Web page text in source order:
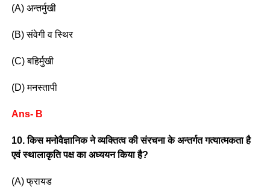
(A) अन्तर्मुखी
(B) संवेगी व स्थिर
(C) बहिर्मुखी
(D) मनस्तापी
Ans- B
10. किस मनोवैज्ञानिक ने व्यक्तित्व की संरचना के अन्तर्गत गत्यात्मकता है
एवं स्थालाकृति पक्ष का अध्ययन किया है?
(A) फ्रायड